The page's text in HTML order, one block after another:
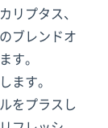
リプタス、
ブレンドオ
す。
ます。
をプラスし